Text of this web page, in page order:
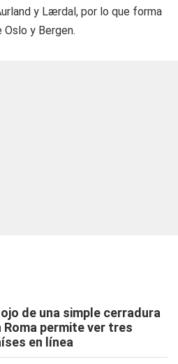
y Lærdal, por lo que forma
y Bergen.
ojo de una simple cerradura
Roma permite ver tres
en línea